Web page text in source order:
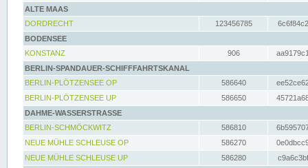
ALTE MAAS
DORDRECHT
123456785
BODENSEE
KONSTANZ
906
BERLIN-SPANDAUER-SCHIFFFAHRTSKANAL
BERLIN-PLÖTZENSEE OP
586640
BERLIN-PLÖTZENSEE UP
586650
DAHME-WASSERSTRASSE
BERLIN-SCHMÖCKWITZ
586810
NEUE MÜHLE SCHLEUSE OP
586270
NEUE MÜHLE SCHLEUSE UP
586280